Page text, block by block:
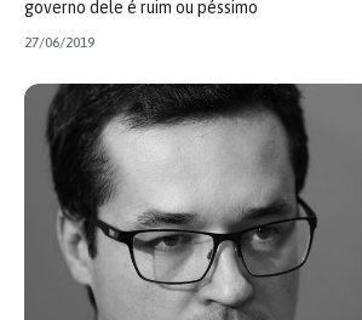
governo dele é ruim ou péssimo
27/06/2019